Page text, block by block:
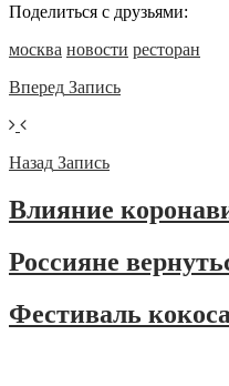
Поделиться с друзьями:
москва новости ресторан
Вперед Запись
Назад Запись
Влияние
Россияне
Фестиваль